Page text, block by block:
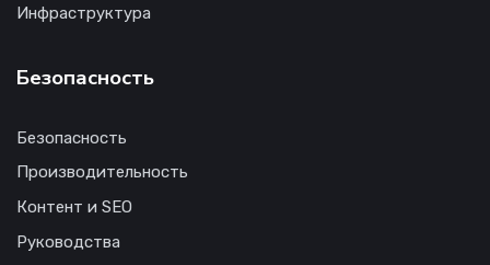
Инфраструктура
Безопасность
Безопасность
Производительность
Контент и SEO
Руководства